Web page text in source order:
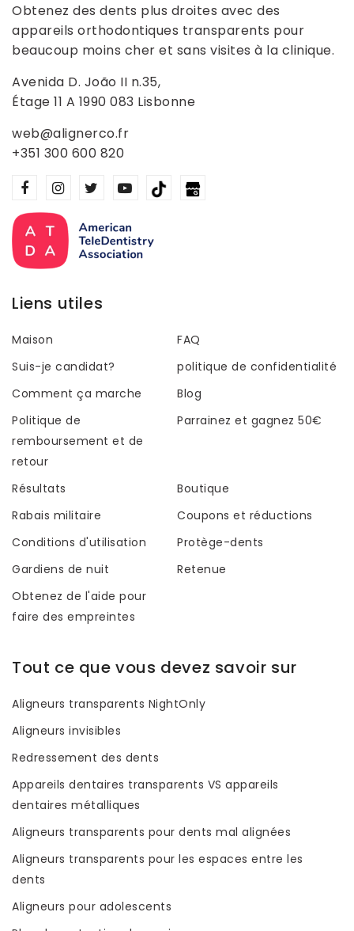
Obtenez des dents plus droites avec des
appareils orthodontiques transparents pour
beaucoup moins cher et sans visites à la clinique.
Avenida D. João II n.35,
Étage 11 A 1990 083 Lisbonne
web@alignerco.fr
+351 300 600 820
Liens utiles
Maison
FAQ
Suis-je candidat?
politique de confidentialité
Comment ça marche
Blog
Politique de
remboursement et de
retour
Parrainez et gagnez 50€
Résultats
Boutique
Rabais militaire
Coupons et réductions
Conditions d'utilisation
Protège-dents
Gardiens de nuit
Retenue
Obtenez de l'aide pour
faire des empreintes
Tout ce que vous devez savoir sur
Aligneurs transparents NightOnly
Aligneurs invisibles
Redressement des dents
Appareils dentaires transparents VS appareils
dentaires métalliques
Aligneurs transparents pour dents mal alignées
Aligneurs transparents pour les espaces entre les
dents
Aligneurs pour adolescents